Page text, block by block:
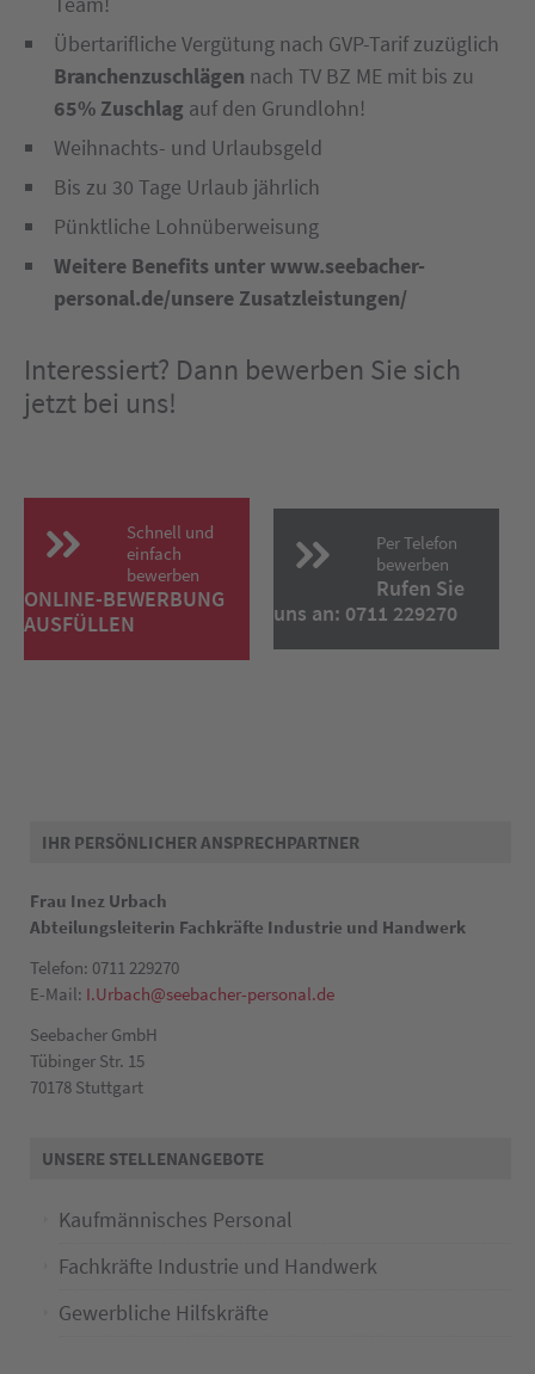
Übertarifliche Vergütung nach GVP-Tarif zuzüglich
Branchenzuschlägen nach TV BZ ME mit bis zu
65% Zuschlag auf den Grundlohn!
Weihnachts- und Urlaubsgeld
Bis zu 30 Tage Urlaub jährlich
Pünktliche Lohnüberweisung
Weitere Benefits unter www.seebacher-
personal.de/unsere Zusatzleistungen/
Interessiert? Dann bewerben Sie sich
jetzt bei uns!
Schnell und
einfach
bewerben
ONLINE-BEWERBUNG
AUSFÜLLEN
Per Telefon
bewerben
Rufen Sie
uns an: 0711 229270
IHR PERSÖNLICHER ANSPRECHPARTNER
Frau Inez Urbach
Abteilungsleiterin Fachkräfte Industrie und Handwerk
Telefon: 0711 229270
E-Mail: I.Urbach@seebacher-personal.de
Seebacher GmbH
Tübinger Str. 15
70178 Stuttgart
UNSERE STELLENANGEBOTE
Kaufmännisches Personal
Fachkräfte Industrie und Handwerk
Gewerbliche Hilfskräfte